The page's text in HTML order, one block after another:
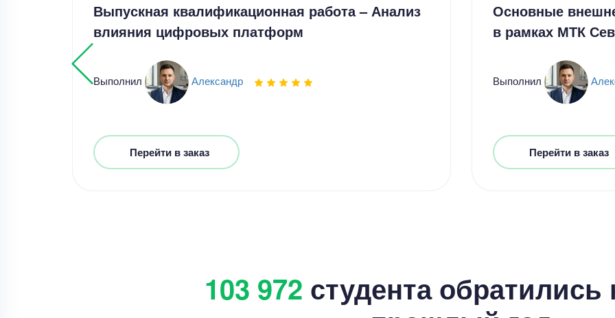
Выпускная квалификационная работа – Анализ
влияния цифровых платформ
Выполнил Александр
Перейти в заказ
Основные
в рамках МТК
Выполнил
Перейти в заказ
103 972 студента обратились